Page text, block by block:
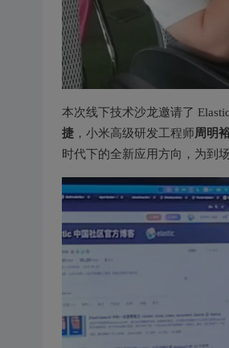
本次线下技术沙龙邀请了
捷，小米高级研发工程师周明
时代下的全新应用方向，为到